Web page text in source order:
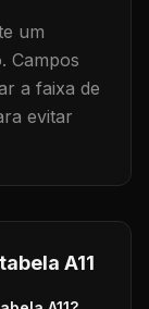
um
Campos
a faixa de
evitar
A11